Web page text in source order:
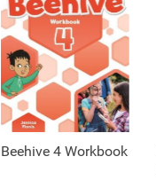
Beehive 4 Workbook